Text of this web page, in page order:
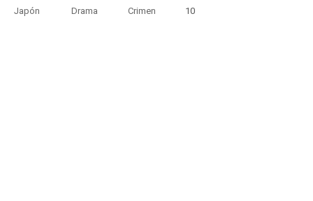
Japón Drama Crimen 10